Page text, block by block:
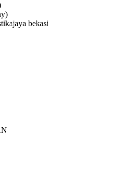
bekasi